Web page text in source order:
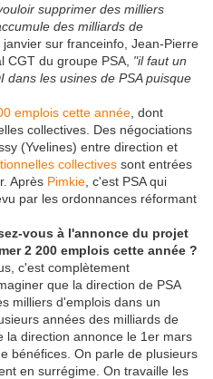
supprimer des milliers
des milliards de
sur franceinfo, Jean-Pierre
CGT du groupe PSA, "il faut un
dans les usines de PSA puisque
emplois cette année , dont
collectives. Des négociations
(Yvelines) entre direction et
collectives sont entrées
Après Pimkie , c'est PSA qui
par les ordonnances réformant
vous à l'annonce du projet
2 200 emplois cette année ?
c'est complètement
que la direction de PSA
milliers d'emplois dans un
années des milliards de
la direction annonce le 1er mars
bénéfices. On parle de plusieurs
en surrégime. On travaille les